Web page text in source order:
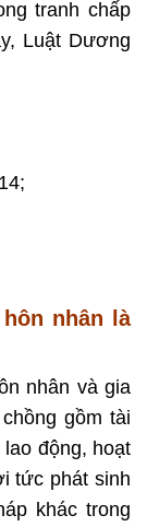
tranh chấp
Luật Dương
nhân là
nhân và gia
gồm tài
động, hoạt
tức phát sinh
khác trong